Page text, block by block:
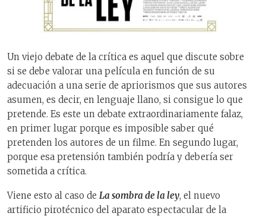
Un viejo debate de la crítica es aquel que discute sobre
si se debe valorar una película en función de su
adecuación a una serie de apriorismos que sus autores
asumen, es decir, en lenguaje llano, si consigue lo que
pretende. Es este un debate extraordinariamente falaz,
en primer lugar porque es imposible saber qué
pretenden los autores de un filme. En segundo lugar,
porque esa pretensión también podría y debería ser
sometida a crítica.
Viene esto al caso de La sombra de la ley, el nuevo
artificio pirotécnico del aparato espectacular de la